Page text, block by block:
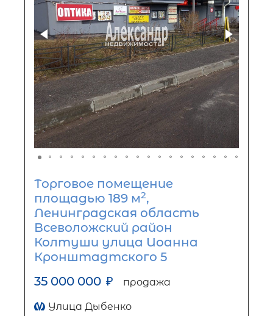
Торговое помещение
площадью 189 м2,
Ленинградская область
Всеволожский район
Колтуши улица Иоанна
Кронштадтского 5
35 000 000 ₽ продажа
Улица Дыбенко